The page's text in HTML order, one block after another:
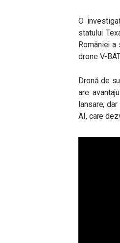
O
statului
României
drone V-
Dronă de
are
lansare,
AI, care